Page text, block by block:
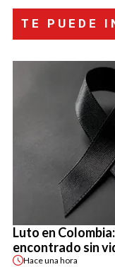
TE PUEDE
Luto en
encontrado sin
Haceuna hora